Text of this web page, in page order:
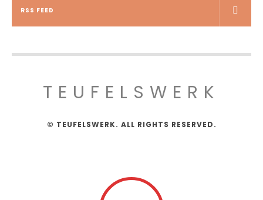
RSS FEED
TEUFELSWERK
© TEUFELSWERK. ALL RIGHTS RESERVED.